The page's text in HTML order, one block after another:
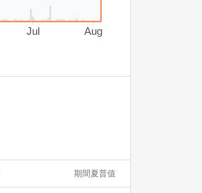
Jul Aug
期間夏普值